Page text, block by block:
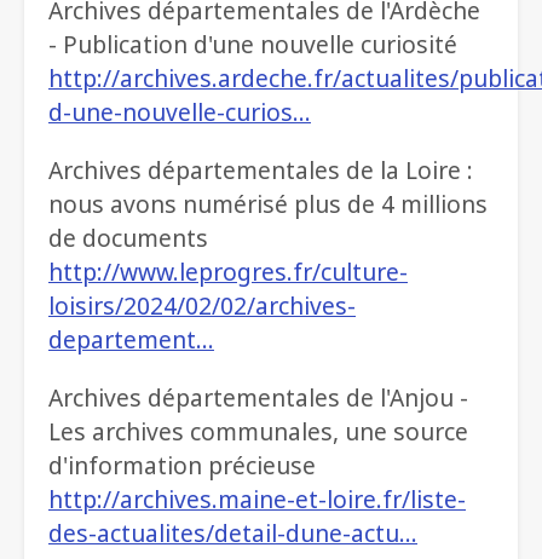
Archives départementales de l'Ardèche
- Publication d'une nouvelle curiosité
http://archives.ardeche.fr/actualites/
d-une-nouvelle-curios…
Archives départementales de la Loire :
nous avons numérisé plus de 4 millions
de documents
http://www.leprogres.fr/culture-
loisirs/2024/02/02/archives-
departement…
Archives départementales de l'Anjou -
Les archives communales, une source
d'information précieuse
http://archives.maine-et-loire.fr/liste-
des-actualites/detail-dune-actu…